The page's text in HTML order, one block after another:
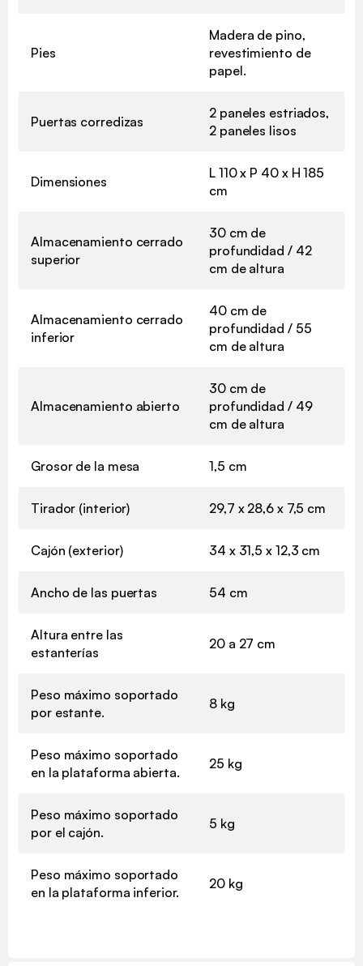
Pies
Madera de pino,
revestimiento de
papel.
Puertas corredizas
2 paneles estriados,
2 paneles lisos
Dimensiones
L 110 x P 40 x H 185
cm
Almacenamiento cerrado
superior
30 cm de
profundidad / 42
cm de altura
Almacenamiento cerrado
inferior
40 cm de
profundidad / 55
cm de altura
Almacenamiento abierto
30 cm de
profundidad / 49
cm de altura
Grosor de la mesa 1,5 cm
Tirador (interior) 29,7 x 28,6 x 7,5 cm
Cajón (exterior) 34 x 31,5 x 12,3 cm
Ancho de las puertas 54 cm
Altura entre las
estanterías
20 a 27 cm
Peso máximo soportado
por estante.
8 kg
Peso máximo soportado
en la plataforma abierta.
25 kg
Peso máximo soportado
por el cajón.
5 kg
Peso máximo soportado
en la plataforma inferior.
20 kg